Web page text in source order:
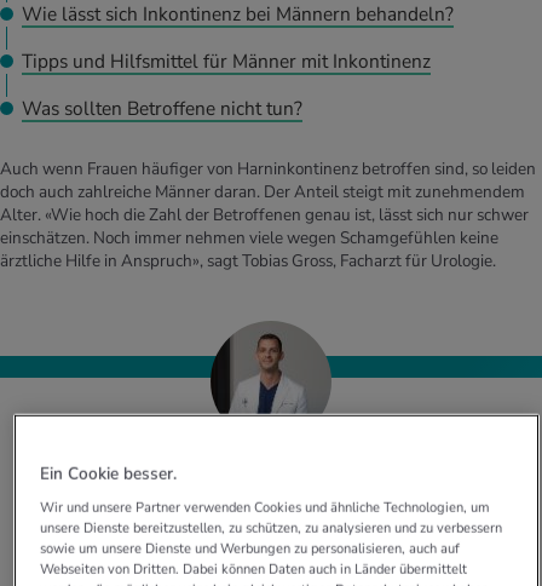
BMI berechnen
Personal Health Coaching
Personal Health Coaching
Personal Health Coaching
Mund- & Zahnpflege
Personal Health Coaching
Wie lässt sich Inkontinenz bei Männern behandeln?
Tipps und Hilfsmittel für Männer mit Inkontinenz
Was sollten Betroffene nicht tun?
Auch wenn Frauen häufiger von Harninkontinenz betroffen sind, so leiden
doch auch zahlreiche Männer daran. Der Anteil steigt mit zunehmendem
Alter. «Wie hoch die Zahl der Betroffenen genau ist, lässt sich nur schwer
einschätzen. Noch immer nehmen viele wegen Schamgefühlen keine
ärztliche Hilfe in Anspruch», sagt Tobias Gross, Facharzt für Urologie.
Es ist wirklich wichtig, dass man sich traut, die
Nur so können die richtigen Schritte eingeleitet werden,
um die Lebensqualität nachhaltig zu verbessern.
Ein Cookie besser.
Wir und unsere Partner verwenden Cookies und ähnliche Technologien, um
unsere Dienste bereitzustellen, zu schützen, zu analysieren und zu verbessern
sowie um unsere Dienste und Werbungen zu personalisieren, auch auf
Webseiten von Dritten. Dabei können Daten auch in Länder übermittelt